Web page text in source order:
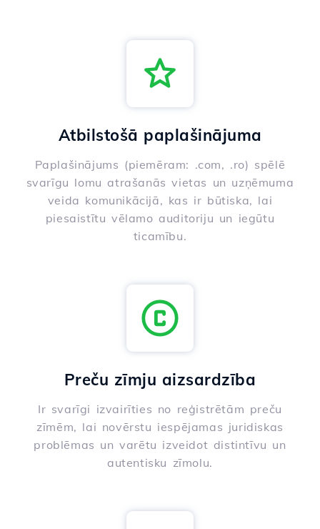
Atbilstošā paplašinājuma
Paplašinājums (piemēram: .com, .ro) spēlē
svarīgu lomu atrašanās vietas un uzņēmuma
veida komunikācijā, kas ir būtiska, lai
piesaistītu vēlamo auditoriju un iegūtu
ticamību.
Preču zīmju aizsardzība
Ir svarīgi izvairīties no reģistrētām preču
zīmēm, lai novērstu iespējamas juridiskas
problēmas un varētu izveidot distintīvu un
autentisku zīmolu.